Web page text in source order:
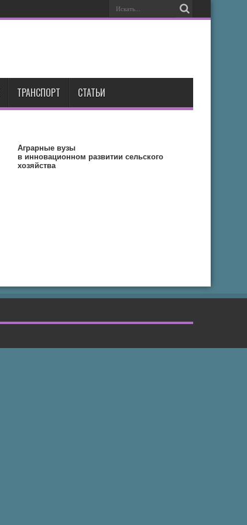
ТРАНСПОРТ СТАТЬИ
Аграрные вузы
в инновационном развитии сельского
хозяйства